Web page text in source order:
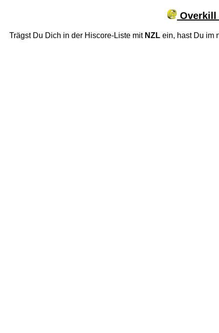
Overkill
Trägst Du Dich in der Hiscore-Liste mit NZLein, hast Du im